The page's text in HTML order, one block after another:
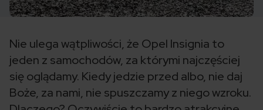
Nie ulega wątpliwości, że Opel Insignia to
jeden z samochodów, za którymi najczęściej
się oglądamy. Kiedy jedzie przed albo, nie daj
Boże, za nami, nie spuszczamy z niego wzroku.